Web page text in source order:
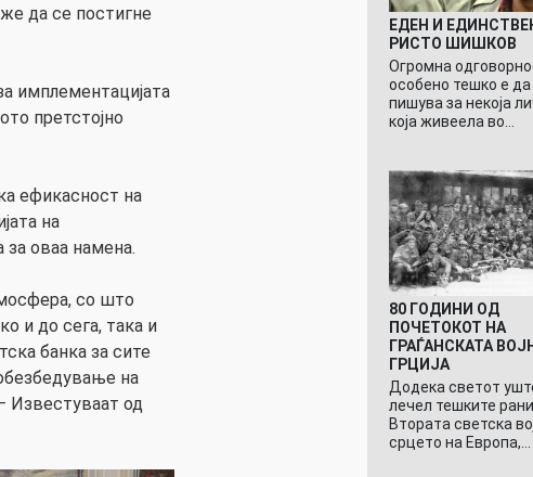
да се постигне
имплементацијата
претстојно
ефикасност на
на
оваа намена.
со што
и до сега, така и
банка за сите
на
Известуваат од
ЕДЕН И
РИСТО ШИШКОВ
Огромна
особено тешко е да
пишува за некоја
која живеела во…
80 ГОДИНИ ОД
ПОЧЕТОКОТ НА
ГРАЃАНСКАТА
ГРЦИЈА
Додека светот
лечел тешките
Втората светска
срцето на Европа,…